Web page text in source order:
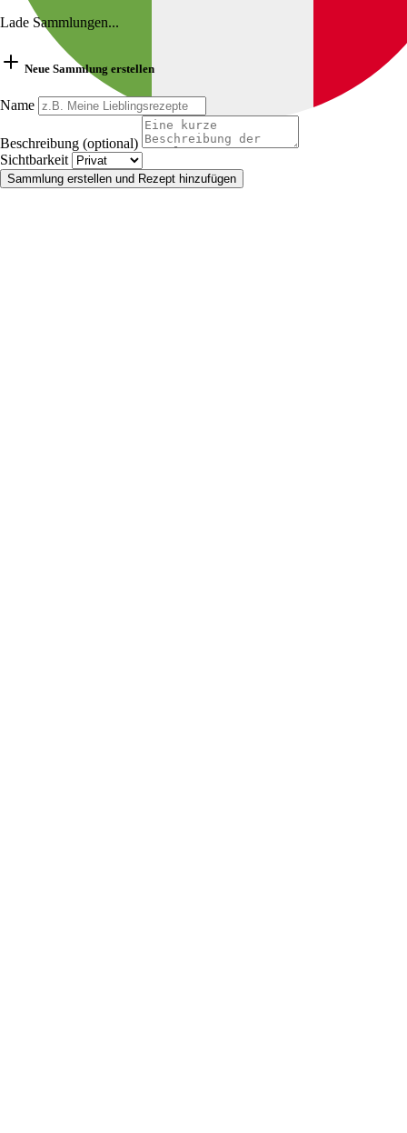
Lade Sammlungen...
Neue Sammlung erstellen
Name
Beschreibung (optional)
Sichtbarkeit
Sammlung erstellen und Rezept hinzufügen